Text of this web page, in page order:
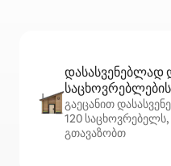
დასასვენებლად
გაეცანით
120
გთავაზობთ